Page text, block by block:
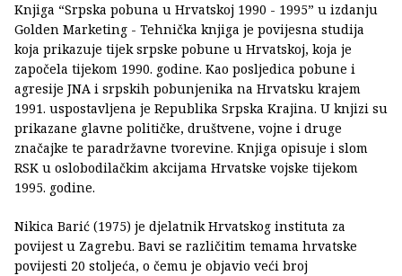
Knjiga “Srpska pobuna u Hrvatskoj 1990 - 1995” u izdanju
Golden Marketing - Tehnička knjiga je povijesna studija
koja prikazuje tijek srpske pobune u Hrvatskoj, koja je
započela tijekom 1990. godine. Kao posljedica pobune i
agresije JNA i srpskih pobunjenika na Hrvatsku krajem
1991. uspostavljena je Republika Srpska Krajina. U knjizi su
prikazane glavne političke, društvene, vojne i druge
značajke te paradržavne tvorevine. Knjiga opisuje i slom
RSK u oslobodilačkim akcijama Hrvatske vojske tijekom
1995. godine.
Nikica Barić (1975) je djelatnik Hrvatskog instituta za
povijest u Zagrebu. Bavi se različitim temama hrvatske
povijesti 20 stoljeća, o čemu je objavio veći broj